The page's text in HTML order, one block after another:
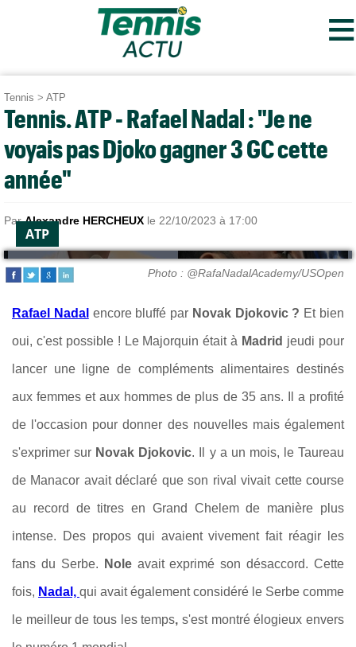
≡
Tennis > ATP
Tennis. ATP - Rafael Nadal : "Je ne
voyais pas Djoko gagner 3 GC cette
année"
ParAlexandre HERCHEUX le 22/10/2023 à 17:00
ATP
Photo : @RafaNadalAcademy/USOpen
Rafael Nadal encore bluffé par Novak Djokovic ? Et bien
oui, c'est possible ! Le Majorquin était à Madrid jeudi pour
lancer une ligne de compléments alimentaires destinés
aux femmes et aux hommes de plus de 35 ans. Il a profité
de l'occasion pour donner des nouvelles mais également
s'exprimer sur Novak Djokovic. Il y a un mois, le Taureau
de Manacor avait déclaré que son rival vivait cette course
au record de titres en Grand Chelem de manière plus
intense. Des propos qui avaient vivement fait réagir les
fans du Serbe. Nole avait exprimé son désaccord. Cette
fois, Nadal, qui avait également considéré le Serbe comme
le meilleur de tous les temps,s'est montré élogieux envers